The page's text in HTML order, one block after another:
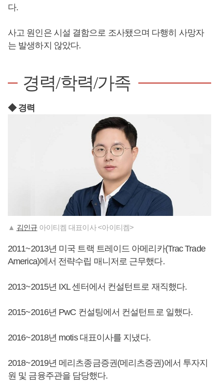
다.
사고 원인은 시설 결함으로 조사됐으며 다행히 사망자
는 발생하지 않았다.
경력/학력/가족
◆ 경력
▲ 김인규 아이티켐 대표이사 <아이티켐>
2011~2013년 미국 트랙 트레이드 아메리카(Trac Trade
America)에서 전략수립 매니저로 근무했다.
2013~2015년 IXL 센터에서 컨설턴트로 재직했다.
2015~2016년 PwC 컨설팅에서 컨설턴트로 일했다.
2016~2018년 motis 대표이사를 지냈다.
2018~2019년 메리츠종금증권(메리츠증권)에서 투자지
원 및 금융주관을 담당했다.